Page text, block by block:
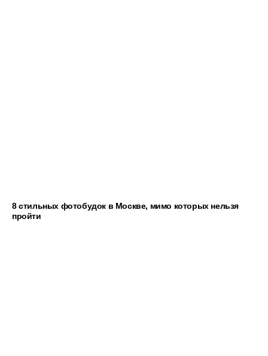
8 стильных фотобудок в Москве, мимо которых нельзя
пройти